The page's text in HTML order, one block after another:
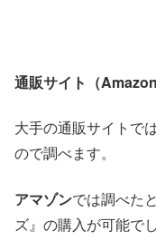
通販サイト（
大手の通販サイトで
ので調べます。
アマゾンでは調べた
ズ』の購入が可能でし